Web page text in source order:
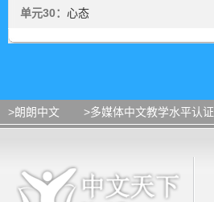
单元30： 心态
>朗朗中文 >多媒体中文教学水平认证